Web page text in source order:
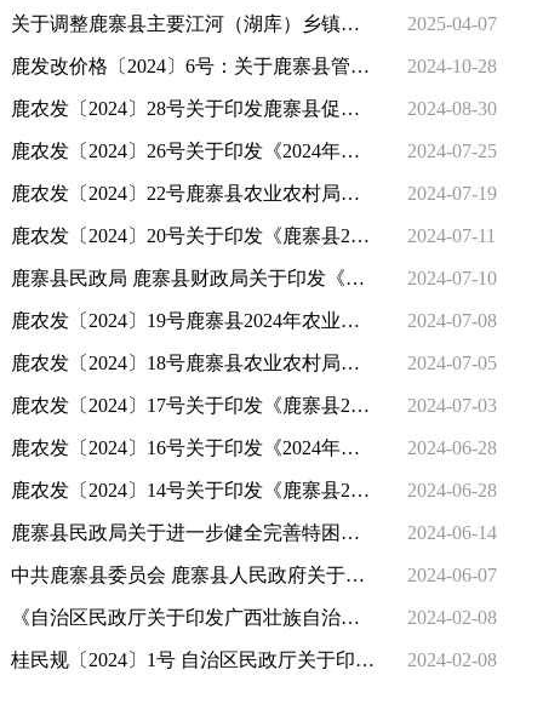
关于调整鹿寨县主要江河（湖库）乡镇河长名单的通知 2025-04-07
鹿发改价格〔2024〕6号：关于鹿寨县管道天然气销售价格的通知 2024-10-28
鹿农发〔2024〕28号关于印发鹿寨县促进低收入组脱贫人口增收工作方案的通知 2024-08-30
鹿农发〔2024〕26号关于印发《2024年耕地轮作补贴项目实施方案》的通知 2024-07-25
鹿农发〔2024〕22号鹿寨县农业农村局关于调整农机购置补贴工作领导小组的通知 2024-07-19
鹿农发〔2024〕20号关于印发《鹿寨县2024年基层农技推广体系改革与建设补助项目实施方案》的通知 2024-07-11
鹿寨县民政局 鹿寨县财政局关于印发《鹿寨县经济困难失能老年人集中照护服务工作实施细则》的通知 2024-07-10
鹿农发〔2024〕19号鹿寨县2024年农业防灾减灾和水利救灾资金（防灾救灾第三批）农作物重大病虫害防控项目实施方案 2024-07-08
鹿农发〔2024〕18号鹿寨县农业农村局关于印发《鹿寨县2024年基层动物防疫工作补助经费项目实施方案》的通知 2024-07-05
鹿农发〔2024〕17号关于印发《鹿寨县2024年中央财政奖补农村厕所革命整村推进实施方案》的通知 2024-07-03
鹿农发〔2024〕16号关于印发《2024年鹿寨县动物疫病监测与流行病学调查计划》的通知 2024-06-28
鹿农发〔2024〕14号关于印发《鹿寨县2024年稻谷生产补贴实施方案》的通知 2024-06-28
鹿寨县民政局关于进一步健全完善特困人员住院陪护服务制度的通知 2024-06-14
中共鹿寨县委员会 鹿寨县人民政府关于印发《广西壮族自治区柳州市鹿寨县鹿寨镇权责清单》的通知 2024-06-07
《自治区民政厅关于印发广西壮族自治区民政领域轻微违法行为依法不予行政处罚事项清单（2023年版）》政策解读 2024-02-08
桂民规〔2024〕1号 自治区民政厅关于印发广西壮族自治区民政领域轻微违法行为依法不予行政处罚事项清单（2023年版）的通知 2024-02-08